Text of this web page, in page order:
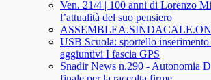
Ven. 21/4 | 100 anni di Lorenzo
l’attualità del suo pensiero
USB Scuola: sportello
aggiuntivi I fascia GPS
Snadir News n.290 - Autonomia